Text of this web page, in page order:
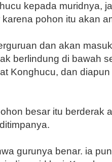
kepada muridnya,
pohon itu akan
dan akan
berlindung di bawah
Konghucu, dan
besar itu berderak
gurunya benar. ia